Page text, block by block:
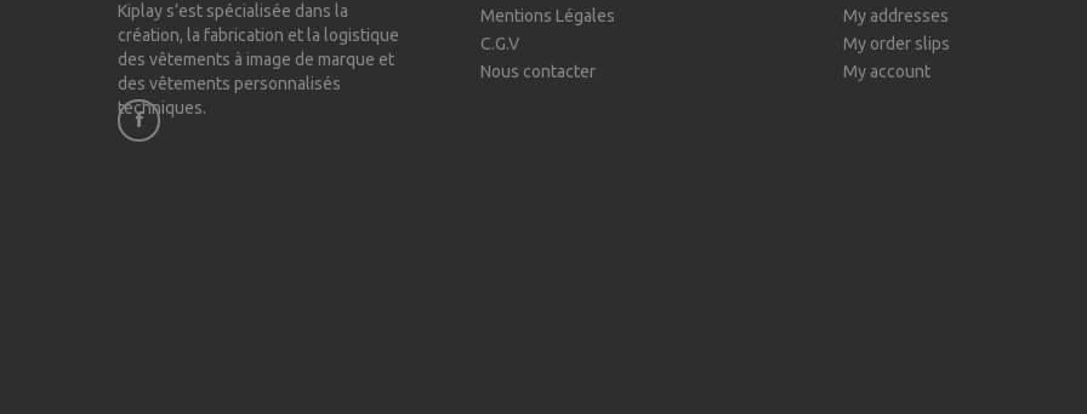
Kiplay s’est spécialisée dans la
création, la fabrication et la logistique
des vêtements à image de marque et
des vêtements personnalisés
techniques.
Mentions Légales
C.G.V
Nous contacter
My addresses
My order slips
My account